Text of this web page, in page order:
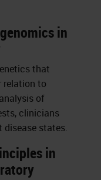
in
that
relation to
of
clinicians
disease states.
in